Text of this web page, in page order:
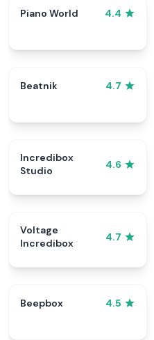
Piano World 4.4
Beatnik 4.7
Incredibox
Studio
4.6
Voltage
Incredibox
4.7
Beepbox 4.5